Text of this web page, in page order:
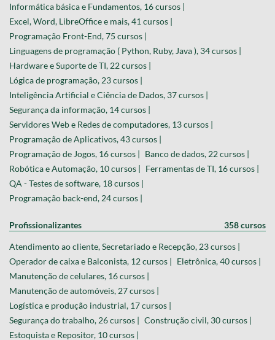
Informática básica e Fundamentos, 16 cursos |
Excel, Word, LibreOffice e mais, 41 cursos |
Programação Front-End, 75 cursos |
Linguagens de programação ( Python, Ruby, Java ), 34 cursos |
Hardware e Suporte de TI, 22 cursos |
Lógica de programação, 23 cursos |
Inteligência Artificial e Ciência de Dados, 37 cursos |
Segurança da informação, 14 cursos |
Servidores Web e Redes de computadores, 13 cursos |
Programação de Aplicativos, 43 cursos |
Programação de Jogos, 16 cursos | Banco de dados, 22 cursos |
Robótica e Automação, 10 cursos | Ferramentas de TI, 16 cursos |
QA - Testes de software, 18 cursos |
Programação back-end, 24 cursos |
Profissionalizantes 358 cursos
Atendimento ao cliente, Secretariado e Recepção, 23 cursos |
Operador de caixa e Balconista, 12 cursos | Eletrônica, 40 cursos |
Manutenção de celulares, 16 cursos |
Manutenção de automóveis, 27 cursos |
Logística e produção industrial, 17 cursos |
Segurança do trabalho, 26 cursos | Construção civil, 30 cursos |
Estoquista e Repositor, 10 cursos |